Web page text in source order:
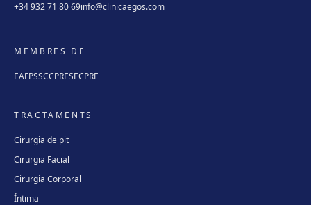
+34 932 71 80 69info@clinicaegos.com
MEMBRES DE
EAFPSSCCPRESECPRE
TRACTAMENTS
Cirurgia de pit
Cirurgia Facial
Cirurgia Corporal
Íntima